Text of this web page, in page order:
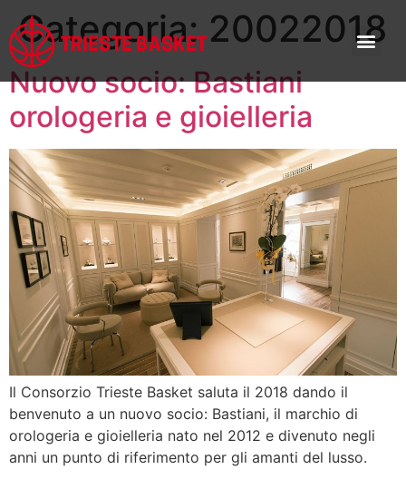
Categoria:20022018
Nuovo socio: Bastiani
orologeria e gioielleria
Il Consorzio Trieste Basket saluta il 2018 dando il
benvenuto a un nuovo socio: Bastiani, il marchio di
orologeria e gioielleria nato nel 2012 e divenuto negli
anni un punto di riferimento per gli amanti del lusso.